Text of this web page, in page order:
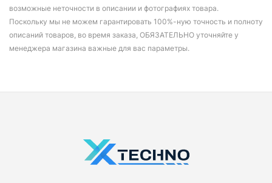
возможные неточности в описании и фотографиях товара.
Поскольку мы не можем гарантировать 100%-ную точность и полноту
описаний товаров, во время заказа, ОБЯЗАТЕЛЬНО уточняйте у
менеджера магазина важные для вас параметры.